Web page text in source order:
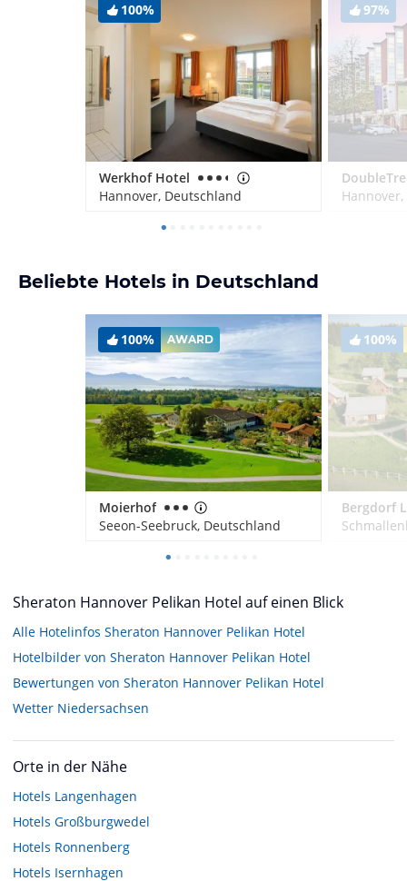
100%
Werkhof Hotel
Hannover, Deutschland
97%
Beliebte Hotels in Deutschland
100% AWARD
Moierhof
Seeon-Seebruck, Deutschland
100%
Sheraton Hannover Pelikan Hotel auf einen Blick
Alle Hotelinfos Sheraton Hannover Pelikan Hotel
Hotelbilder von Sheraton Hannover Pelikan Hotel
Bewertungen von Sheraton Hannover Pelikan Hotel
Wetter Niedersachsen
Orte in der Nähe
Hotels Langenhagen
Hotels Großburgwedel
Hotels Ronnenberg
Hotels Isernhagen